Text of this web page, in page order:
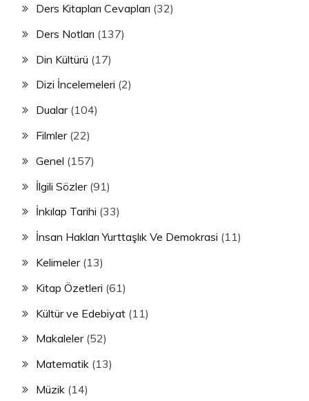
Ders Kitapları Cevapları (32)
Ders Notları (137)
Din Kültürü (17)
Dizi İncelemeleri (2)
Dualar(104)
Filmler(22)
Genel (157)
İlgili Sözler(91)
İnkılap Tarihi (33)
İnsan Hakları Yurttaşlık Ve Demokrasi (11)
Kelimeler(13)
Kitap Özetleri (61)
Kültür ve Edebiyat (11)
Makaleler(52)
Matematik (13)
Müzik (14)